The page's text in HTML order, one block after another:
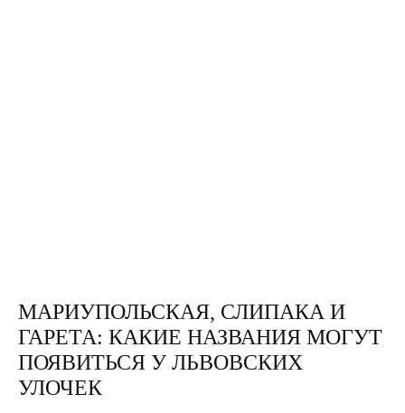
МАРИУПОЛЬСКАЯ, СЛИПАКА И
ГАРЕТА: КАКИЕ НАЗВАНИЯ МОГУТ
ПОЯВИТЬСЯ У ЛЬВОВСКИХ
УЛОЧЕК